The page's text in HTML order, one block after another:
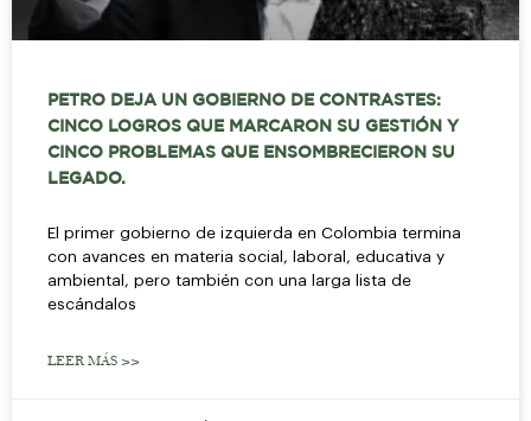
PETRO DEJA UN GOBIERNO DE CONTRASTES:
CINCO LOGROS QUE MARCARON SU GESTIÓN Y
CINCO PROBLEMAS QUE ENSOMBRECIERON SU
LEGADO.
El primer gobierno de izquierda en Colombia termina
con avances en materia social, laboral, educativa y
ambiental, pero también con una larga lista de
escándalos
LEER MÁS >>